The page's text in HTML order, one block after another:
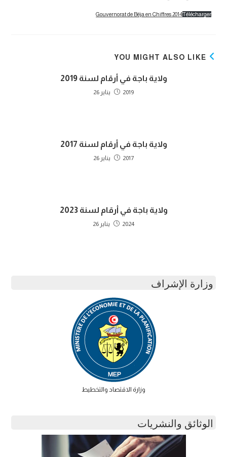
Gouvernorat de Béja en Chiffres 2014Télécharger
YOU MIGHT ALSO LIKE
ولاية باجة في أرقام لسنة 2019
2019 يناير 26
ولاية باجة في أرقام لسنة 2017
2017 يناير 26
ولاية باجة في أرقام لسنة 2023
2024 يناير 26
وزارة الإشراف
وزارة الاقتصاد والتخطيط
الوثائق والنشريات